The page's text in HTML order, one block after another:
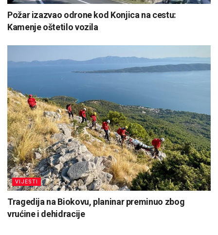
Požar izazvao odrone kod Konjica na cestu:
Kamenje oštetilo vozila
VIJESTI
Tragedija na Biokovu, planinar preminuo zbog
vrućine i dehidracije